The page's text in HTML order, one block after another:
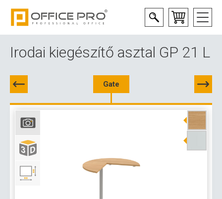
Irodai kiegészítő asztal GP 21 L
Gate